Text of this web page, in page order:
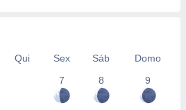
Qui Sex Sáb
Domo
7
8 9